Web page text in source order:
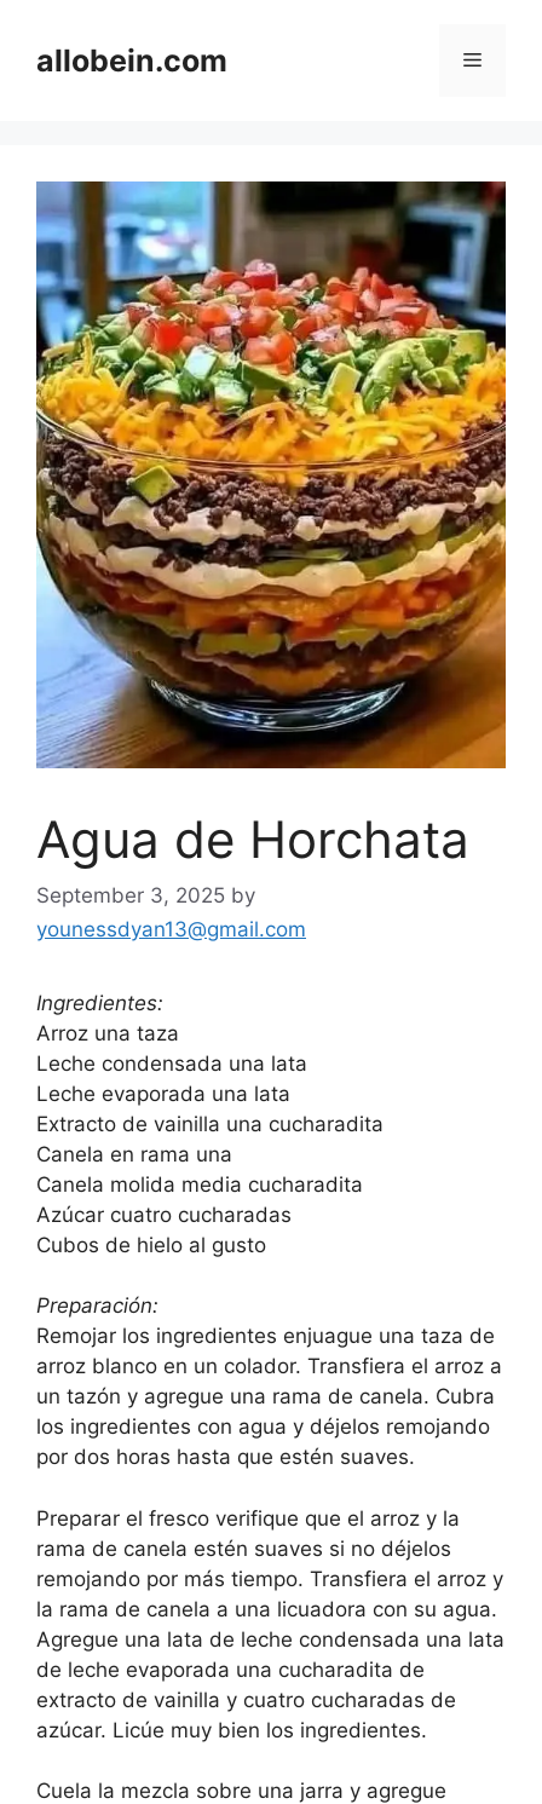
contentallobein.com Menu
Agua de Horchata
September 3, 2025 by
younessdyan13@gmail.com
Ingredientes:
Arroz una taza
Leche condensada una lata
Leche evaporada una lata
Extracto de vainilla una cucharadita
Canela en rama una
Canela molida media cucharadita
Azúcar cuatro cucharadas
Cubos de hielo al gusto
Preparación:
Remojar los ingredientes enjuague una taza de
arroz blanco en un colador. Transfiera el arroz a
un tazón y agregue una rama de canela. Cubra
los ingredientes con agua y déjelos remojando
por dos horas hasta que estén suaves.
Preparar el fresco verifique que el arroz y la
rama de canela estén suaves si no déjelos
remojando por más tiempo. Transfiera el arroz y
la rama de canela a una licuadora con su agua.
Agregue una lata de leche condensada una lata
de leche evaporada una cucharadita de
extracto de vainilla y cuatro cucharadas de
azúcar. Licúe muy bien los ingredientes.
Cuela la mezcla sobre una jarra y agregue